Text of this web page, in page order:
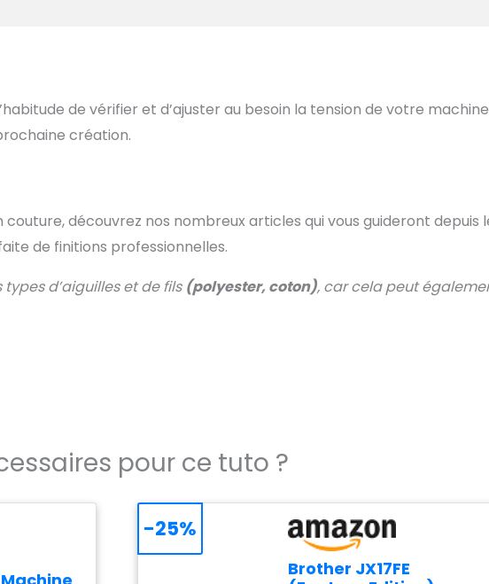
de vérifier et d’ajuster au besoin la tension de votre
création.
couture, découvrez nos nombreux articles qui vous guideront depuis
de finitions professionnelles.
d’aiguilles et de fils (polyester, coton), car cela peut
pour ce tuto ?
Brother JX17FE
-25%